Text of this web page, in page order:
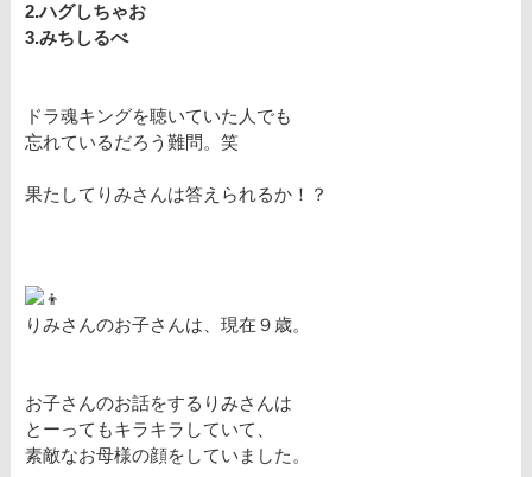
2.ハグしちゃお
3.みちしるべ
ドラ魂キングを聴いていた人でも
忘れているだろう難問。笑
果たしてりみさんは答えられるか！？
りみさんのお子さんは、現在９歳。
お子さんのお話をするりみさんは
とーってもキラキラしていて、
素敵なお母様の顔をしていました。